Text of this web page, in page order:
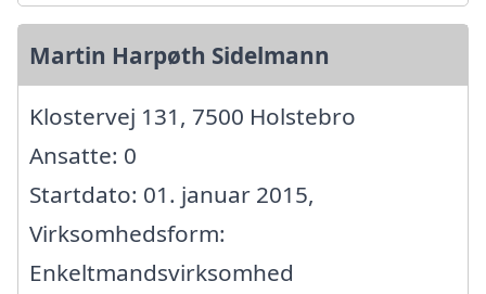
Martin Harpøth Sidelmann
Klostervej 131, 7500 Holstebro
Ansatte: 0
Startdato: 01. januar 2015,
Virksomhedsform:
Enkeltmandsvirksomhed